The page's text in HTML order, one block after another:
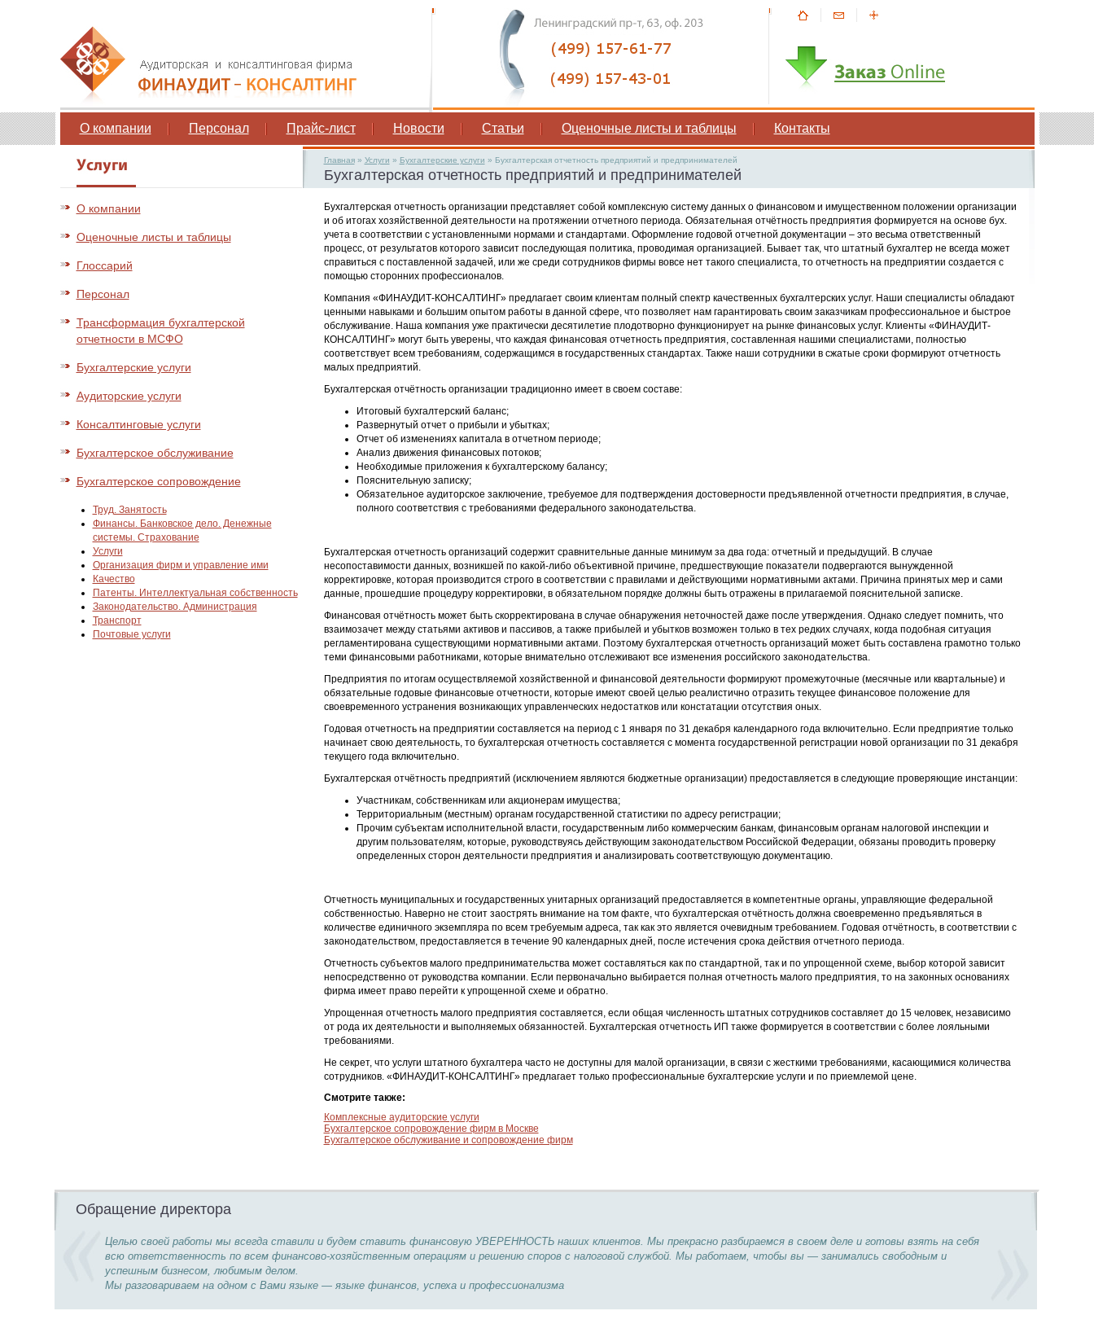
О компании Персонал Прайс-лист Новости Статьи Оценочные листы и таблицы Контакты
О компании
Оценочные листы и таблицы
Глоссарий
Персонал
Трансформация бухгалтерской
отчетности в МСФО
Бухгалтерские услуги
Аудиторские услуги
Консалтинговые услуги
Бухгалтерское обслуживание
Бухгалтерское сопровождение
Труд. Занятость
Финансы. Банковское дело. Денежные
системы. Страхование
Услуги
Организация фирм и управление ими
Качество
Патенты. Интеллектуальная собственность
Законодательство. Администрация
Транспорт
Почтовые услуги
Главная » Услуги » Бухгалтерские услуги » Бухгалтерская отчетность предприятий и предпринимателей
Бухгалтерская отчетность предприятий и предпринимателей
Бухгалтерская отчетность организации представляет собой комплексную систему данных о финансовом и имущественном положении организации
и об итогах хозяйственной деятельности на протяжении отчетного периода. Обязательная отчётность предприятия формируется на основе бух.
учета в соответствии с установленными нормами и стандартами. Оформление годовой отчетной документации – это весьма ответственный
процесс, от результатов которого зависит последующая политика, проводимая организацией. Бывает так, что штатный бухгалтер не всегда может
справиться с поставленной задачей, или же среди сотрудников фирмы вовсе нет такого специалиста, то отчетность на предприятии создается с
помощью сторонних профессионалов.
Компания «ФИНАУДИТ-КОНСАЛТИНГ» предлагает своим клиентам полный спектр качественных бухгалтерских услуг. Наши специалисты обладают
ценными навыками и большим опытом работы в данной сфере, что позволяет нам гарантировать своим заказчикам профессиональное и быстрое
обслуживание. Наша компания уже практически десятилетие плодотворно функционирует на рынке финансовых услуг. Клиенты «ФИНАУДИТ-
КОНСАЛТИНГ» могут быть уверены, что каждая финансовая отчетность предприятия, составленная нашими специалистами, полностью
соответствует всем требованиям, содержащимся в государственных стандартах. Также наши сотрудники в сжатые сроки формируют отчетность
малых предприятий.
Бухгалтерская отчётность организации традиционно имеет в своем составе:
Итоговый бухгалтерский баланс;
Развернутый отчет о прибыли и убытках;
Отчет об изменениях капитала в отчетном периоде;
Анализ движения финансовых потоков;
Необходимые приложения к бухгалтерскому балансу;
Пояснительную записку;
Обязательное аудиторское заключение, требуемое для подтверждения достоверности предъявленной отчетности предприятия, в случае,
полного соответствия с требованиями федерального законодательства.
Бухгалтерская отчетность организаций содержит сравнительные данные минимум за два года: отчетный и предыдущий. В случае
несопоставимости данных, возникшей по какой-либо объективной причине, предшествующие показатели подвергаются вынужденной
корректировке, которая производится строго в соответствии с правилами и действующими нормативными актами. Причина принятых мер и сами
данные, прошедшие процедуру корректировки, в обязательном порядке должны быть отражены в прилагаемой пояснительной записке.
Финансовая отчётность может быть скорректирована в случае обнаружения неточностей даже после утверждения. Однако следует помнить, что
взаимозачет между статьями активов и пассивов, а также прибылей и убытков возможен только в тех редких случаях, когда подобная ситуация
регламентирована существующими нормативными актами. Поэтому бухгалтерская отчетность организаций может быть составлена грамотно только
теми финансовыми работниками, которые внимательно отслеживают все изменения российского законодательства.
Предприятия по итогам осуществляемой хозяйственной и финансовой деятельности формируют промежуточные (месячные или квартальные) и
обязательные годовые финансовые отчетности, которые имеют своей целью реалистично отразить текущее финансовое положение для
своевременного устранения возникающих управленческих недостатков или констатации отсутствия оных.
Годовая отчетность на предприятии составляется на период с 1 января по 31 декабря календарного года включительно. Если предприятие только
начинает свою деятельность, то бухгалтерская отчетность составляется с момента государственной регистрации новой организации по 31 декабря
текущего года включительно.
Бухгалтерская отчётность предприятий (исключением являются бюджетные организации) предоставляется в следующие проверяющие инстанции:
Участникам, собственникам или акционерам имущества;
Территориальным (местным) органам государственной статистики по адресу регистрации;
Прочим субъектам исполнительной власти, государственным либо коммерческим банкам, финансовым органам налоговой инспекции и
другим пользователям, которые, руководствуясь действующим законодательством Российской Федерации, обязаны проводить проверку
определенных сторон деятельности предприятия и анализировать соответствующую документацию.
Отчетность муниципальных и государственных унитарных организаций предоставляется в компетентные органы, управляющие федеральной
собственностью. Наверно не стоит заострять внимание на том факте, что бухгалтерская отчётность должна своевременно предъявляться в
количестве единичного экземпляра по всем требуемым адреса, так как это является очевидным требованием. Годовая отчётность, в соответствии с
законодательством, предоставляется в течение 90 календарных дней, после истечения срока действия отчетного периода.
Отчетность субъектов малого предпринимательства может составляться как по стандартной, так и по упрощенной схеме, выбор которой зависит
непосредственно от руководства компании. Если первоначально выбирается полная отчетность малого предприятия, то на законных основаниях
фирма имеет право перейти к упрощенной схеме и обратно.
Упрощенная отчетность малого предприятия составляется, если общая численность штатных сотрудников составляет до 15 человек, независимо
от рода их деятельности и выполняемых обязанностей. Бухгалтерская отчетность ИП также формируется в соответствии с более лояльными
требованиями.
Не секрет, что услуги штатного бухгалтера часто не доступны для малой организации, в связи с жесткими требованиями, касающимися количества
сотрудников. «ФИНАУДИТ-КОНСАЛТИНГ» предлагает только профессиональные бухгалтерские услуги и по приемлемой цене.
Смотрите также:
Комплексные аудиторские услуги
Бухгалтерское сопровождение фирм в Москве
Бухгалтерское обслуживание и сопровождение фирм
Обращение директора
Целью своей работы мы всегда ставили и будем ставить финансовую УВЕРЕННОСТЬ наших клиентов. Мы прекрасно разбираемся в своем деле и готовы взять на себя
всю ответственность по всем финансово-хозяйственным операциям и решению споров с налоговой службой. Мы работаем, чтобы вы — занимались свободным и
успешным бизнесом, любимым делом.
Мы разговариваем на одном с Вами языке — языке финансов, успеха и профессионализма